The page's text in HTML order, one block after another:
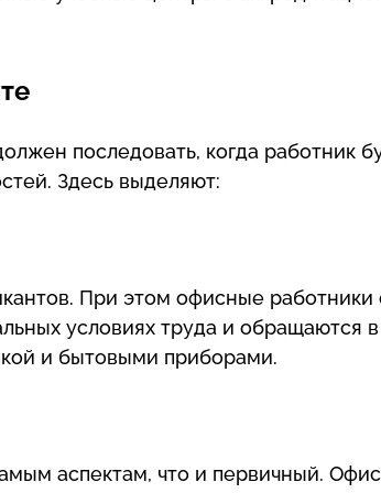
последовать, когда работник
Здесь выделяют:
При этом офисные работники
условиях труда и обращаются в
и бытовыми приборами.
аспектам, что и первичный.